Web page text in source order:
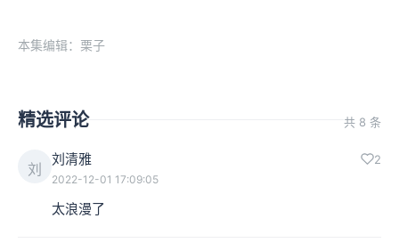
本集编辑：栗子
精选评论 共 8 条
刘
刘清雅 2
2022-12-01 17:09:05
太浪漫了